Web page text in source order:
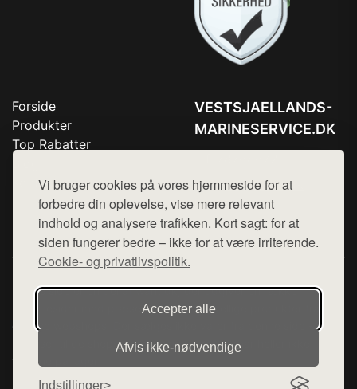
Vi bruger cookies på vores hjemmeside for at
forbedre din oplevelse, vise mere relevant
indhold og analysere trafikken. Kort sagt: for at
siden fungerer bedre – ikke for at være irriterende.
Cookie- og privatlivspolitik.
Accepter alle
Afvis ikke‑nødvendige
Indstillinger
Forside
Produkter
Top Rabatter
Kontakt
VESTSJAELLANDS-
MARINESERVICE.DK
Mail:hej@want.dk
Cookie- og privatlivspolitik
Denne side er en del af want.dk, der udgiver en række
hjemmesider med præsentation af forskellige produkter fra
diverse webshops. Der sælges ikke varer fra denne side - vi
henviser til de shops, som sælger varen. Vi har heller ikke
varerne på lager.